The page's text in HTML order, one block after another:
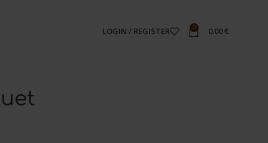
LOGIN / REGISTER 0 0.00€